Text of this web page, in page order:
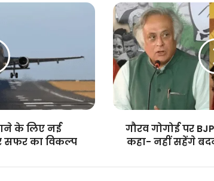
के लिए नई
सफर का विकल्प
गौरव
गोगोई
पर
BJP
का
‘अटैक’,
कांग्रेस
कहा-
बदनाम
गौरव गोगोई पर
कहा- नहीं सहेंगे